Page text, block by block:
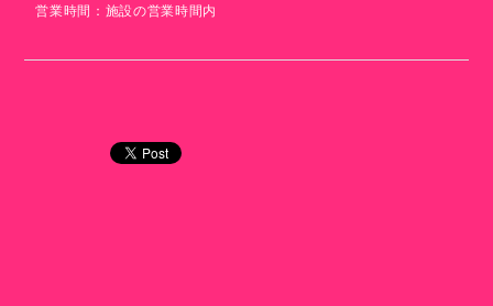
営業時間：施設の営業時間内